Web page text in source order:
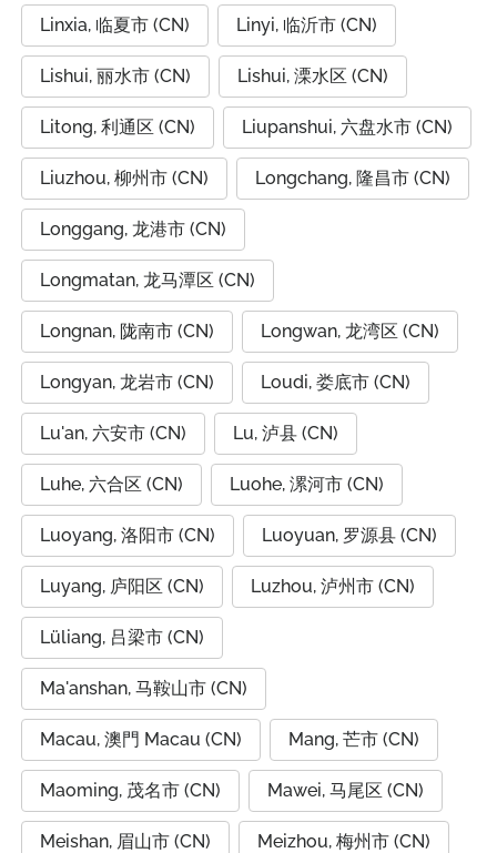
Linxia, 临夏市 (CN) Linyi, 临沂市 (CN)
Lishui, 丽水市 (CN) Lishui, 溧水区 (CN)
Litong, 利通区 (CN) Liupanshui, 六盘水市 (CN)
Liuzhou, 柳州市 (CN) Longchang, 隆昌市 (CN)
Longgang, 龙港市 (CN)
Longmatan, 龙马潭区 (CN)
Longnan, 陇南市 (CN) Longwan, 龙湾区 (CN)
Longyan, 龙岩市 (CN) Loudi, 娄底市 (CN)
Lu'an, 六安市 (CN) Lu, 泸县 (CN)
Luhe, 六合区 (CN) Luohe, 漯河市 (CN)
Luoyang, 洛阳市 (CN) Luoyuan, 罗源县 (CN)
Luyang, 庐阳区 (CN) Luzhou, 泸州市 (CN)
Lüliang, 吕梁市 (CN)
Ma'anshan, 马鞍山市 (CN)
Macau, 澳門 Macau (CN) Mang, 芒市 (CN)
Maoming, 茂名市 (CN) Mawei, 马尾区 (CN)
Meishan, 眉山市 (CN) Meizhou, 梅州市 (CN)